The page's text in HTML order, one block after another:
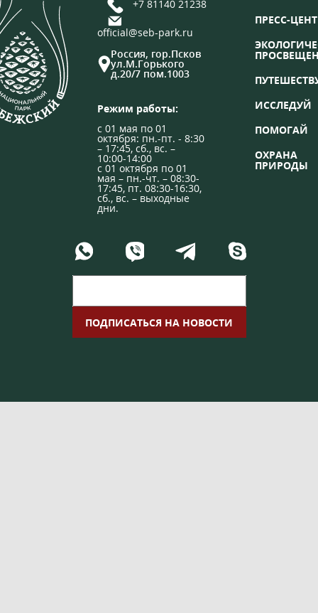
+7 81140 21238
official@seb-park.ru
Россия, гор.Псков
ул.М.Горького
д.20/7 пом.1003
Режим работы:
с 01 мая по 01
октября: пн.-пт. - 8:30
– 17:45, сб., вс. –
10:00-14:00
с 01 октября по 01
мая – пн.-чт. – 08:30-
17:45, пт. 08:30-16:30,
сб., вс. – выходные
дни.
ПРЕСС-
ИССЛЕДУЙ
ПОМОГАЙ
ОХРАНА
ПРИРОДЫ